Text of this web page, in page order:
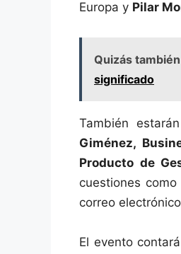
Europa y Pilar
Quizás
significado
También
Giménez,
Producto de
cuestiones
correo
El evento